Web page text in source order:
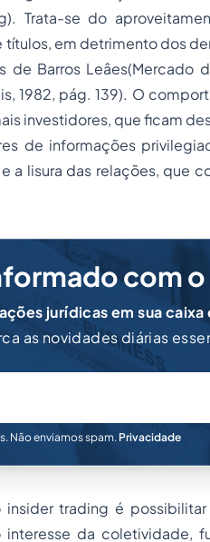
Trata-se do
em detrimento dos
de Barros Leâes(Mercado
1982, pág. 139). O
investidores, que ficam
de informações
a lisura das relações, que
com o
jurídicas em sua caixa
as novidades diárias
Não enviamos spam. Privacidade
trading é
da coletividade,